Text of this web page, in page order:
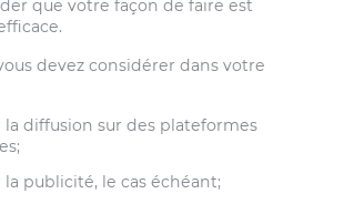
que votre façon de faire est
devez considérer dans votre
la diffusion sur des plateformes
la publicité, le cas échéant;